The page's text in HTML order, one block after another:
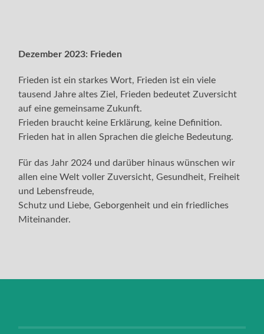
Dezember 2023: Frieden
Frieden ist ein starkes Wort, Frieden ist ein viele
tausend Jahre altes Ziel, Frieden bedeutet Zuversicht
auf eine gemeinsame Zukunft.
Frieden braucht keine Erklärung, keine Definition.
Frieden hat in allen Sprachen die gleiche Bedeutung.
Für das Jahr 2024 und darüber hinaus wünschen wir
allen eine Welt voller Zuversicht, Gesundheit, Freiheit
und Lebensfreude,
Schutz und Liebe, Geborgenheit und ein friedliches
Miteinander.